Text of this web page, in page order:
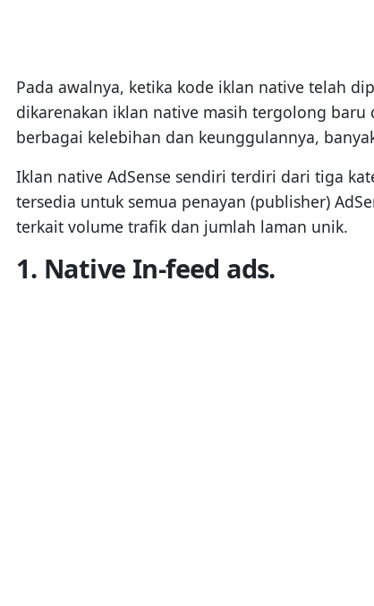
Pada awalnya, ketika kode iklan native telah
dikarenakan iklan native masih tergolong
berbagai kelebihan dan keunggulannya,
Iklan native AdSense sendiri terdiri dari tiga
tersedia untuk semua penayan (publisher)
terkait volume trafik dan jumlah laman unik.
1. Native In-feed ads.